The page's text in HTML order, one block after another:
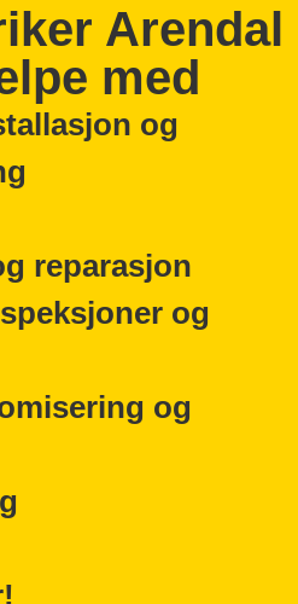
Arendal
med
og
reparasjon
og
og